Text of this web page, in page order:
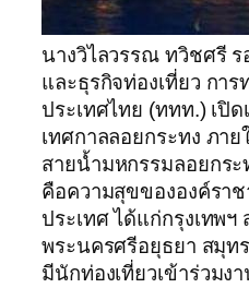
นางวิไลวรรณ ทวิชศรี
และธุรกิจท่องเที่ยว การ
ประเทศไทย (ททท.) เปิ
เทศกาลลอยกระทง ภา
สายน้ำมหกรรมลอยกร
คือความสุขขององค์รา
ประเทศ ได้แก่กรุงเทพฯ
พระนครศรีอยุธยา สมุท
มีนักท่องเที่ยวเข้าร่วมง